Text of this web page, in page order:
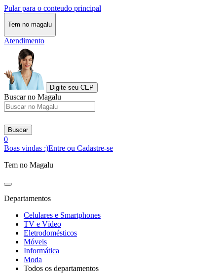
Pular para o conteudo principal
Tem no magalu
Atendimento
Digite seu CEP
Buscar no Magalu
Buscar
0
Boas vindas :)Entre ou Cadastre-se
Tem no Magalu
Departamentos
Celulares e Smartphones
TV e Vídeo
Eletrodomésticos
Móveis
Informática
Moda
Todos os departamentos